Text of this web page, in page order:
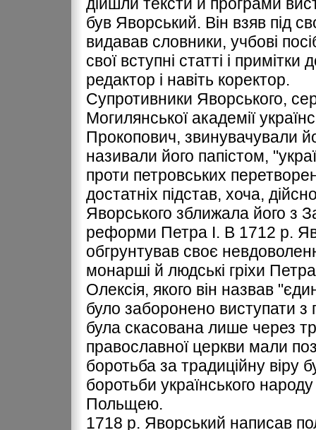
був Яворський. Він взяв під
видавав словники, учбові
свої вступні статті і
редактор і навіть коректор.
Супротивники Яворського,
Могилянської академії
Прокопович, звинувачували
називали його папістом,
проти петровських
достатніх підстав, хоча,
Яворського зближала його з
реформи Петра І. В 1712 р.
обгрунтував своє
монарші й людські гріхи
Олексія, якого він назвав
було заборонено виступати
була скасована лише через
православної церкви мали
боротьба за традиційну віру
боротьби українського
Польщею.
1718 р. Яворський написав